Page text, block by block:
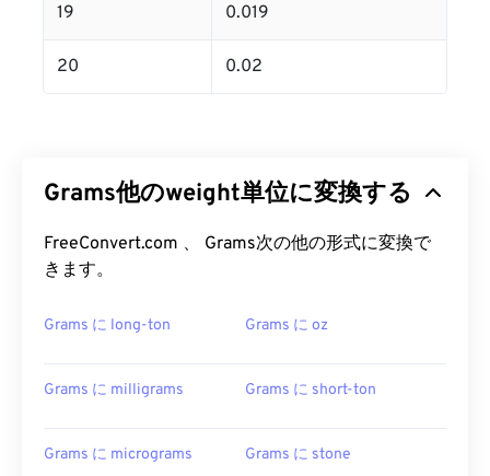
19 0.019
20 0.02
Grams他のweight単位に変換する
FreeConvert.com 、 Grams次の他の形式に変換で
きます。
Grams に long-ton Grams に oz
Grams に milligrams Grams に short-ton
Grams に micrograms Grams に stone